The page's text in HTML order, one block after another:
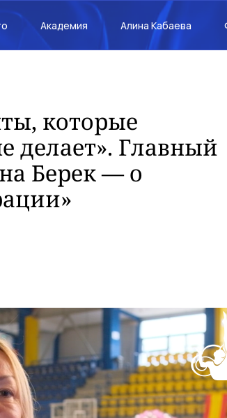
Академия Алина Кабаева
которые
делает». Главный
Берек — о